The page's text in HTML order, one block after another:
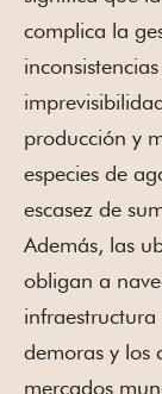
complica la
producción y
especies de
escasez de
Además, las
obligan a
demoras y los
mercados